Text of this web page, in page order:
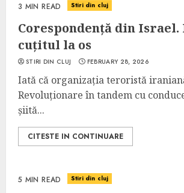
3 MIN READ Stiri din cluj
Corespondență din Israel.
cuțitul la os
STIRI DIN CLUJ FEBRUARY 28, 2026
Iată că organizația teroristă
Revoluționare în tandem cu
șiită...
CITESTE IN CONTINUARE
5 MIN READ Stiri din cluj